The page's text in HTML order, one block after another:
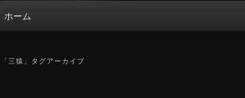
ホーム
「三猿 」タグアーカイブ